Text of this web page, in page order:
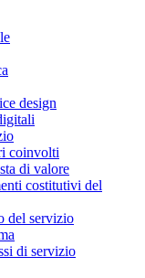
design
coinvolti
di valore
costitutivi del
del servizio
di servizio